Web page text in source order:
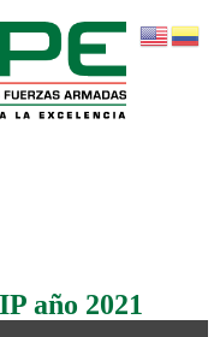
año 2021